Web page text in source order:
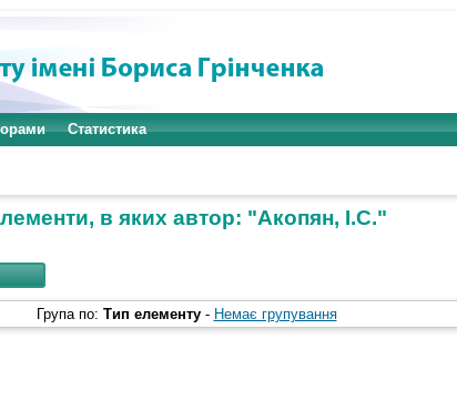
Статистика
в яких автор: "Акопян, І.С."
Група по: Тип елементу - Немає групування